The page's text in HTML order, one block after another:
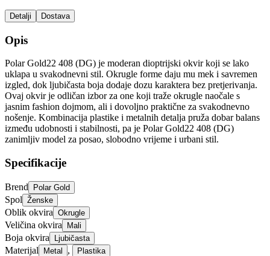
Detalji Dostava
Opis
Polar Gold22 408 (DG) je moderan dioptrijski okvir koji se lako
uklapa u svakodnevni stil. Okrugle forme daju mu mek i savremen
izgled, dok ljubičasta boja dodaje dozu karaktera bez pretjerivanja.
Ovaj okvir je odličan izbor za one koji traže okrugle naočale s
jasnim fashion dojmom, ali i dovoljno praktične za svakodnevno
nošenje. Kombinacija plastike i metalnih detalja pruža dobar balans
između udobnosti i stabilnosti, pa je Polar Gold22 408 (DG)
zanimljiv model za posao, slobodno vrijeme i urbani stil.
Specifikacije
Brend Polar Gold
Spol Ženske
Oblik okvira Okrugle
Veličina okvira Mali
Boja okvira Ljubičasta
Materijal Metal , Plastika